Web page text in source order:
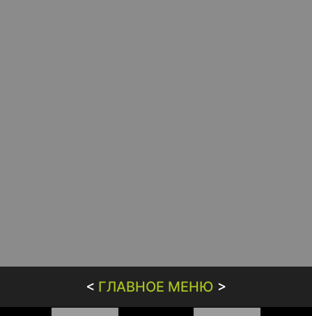
< ГЛАВНОЕ МЕНЮ >